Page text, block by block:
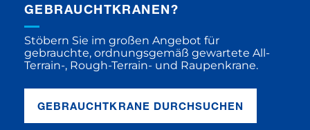
GEBRAUCHTKRANEN?
Stöbern Sie im großen Angebot für
gebrauchte, ordnungsgemäß gewartete All-
Terrain-, Rough-Terrain- und Raupenkrane.
GEBRAUCHTKRANE DURCHSUCHEN